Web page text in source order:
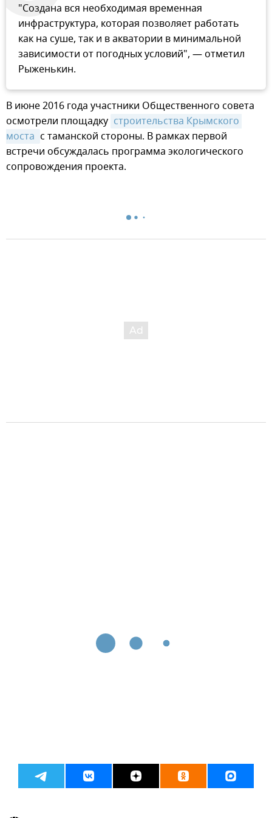
"Создана вся необходимая временная
инфраструктура, которая позволяет работать
как на суше, так и в акватории в минимальной
зависимости от погодных условий", — отметил
Рыженькин.
В июне 2016 года участники Общественного совета
осмотрели площадку строительства Крымского
моста с таманской стороны. В рамках первой
встречи обсуждалась программа экологического
сопровождения проекта.